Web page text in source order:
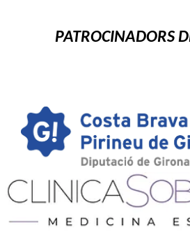
PATROCINADORS